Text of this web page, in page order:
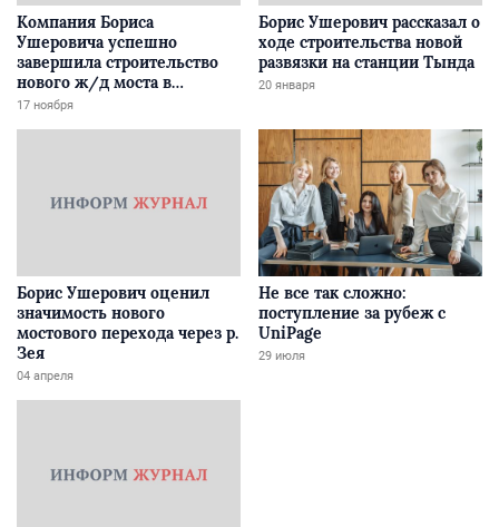
Компания Бориса
Ушеровича успешно
завершила строительство
нового ж/д моста в
Забайкалье
17 ноября
Борис Ушерович рассказал о
ходе строительства новой
развязки на станции Тында
20 января
Борис Ушерович оценил
значимость нового
мостового перехода через р.
Зея
04 апреля
Не все так сложно:
поступление за рубеж с
UniPage
29 июля